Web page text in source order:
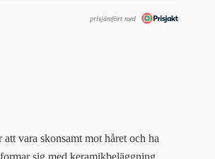
prisjämfört med
vara skonsamt mot håret och ha
sig med keramikbeläggning.